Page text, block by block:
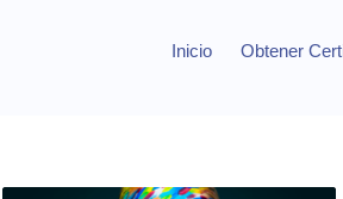
Inicio Obtener